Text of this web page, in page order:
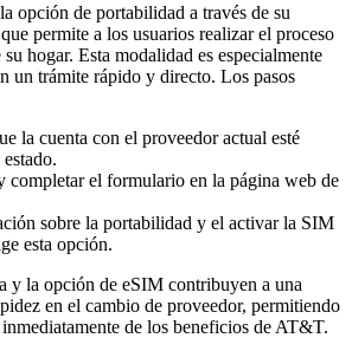
opción de portabilidad a través de su
permite a los usuarios realizar el proceso
hogar. Esta modalidad es especialmente
un trámite rápido y directo. Los pasos
la cuenta con el proveedor actual esté
completar el formulario en la página web de
sobre la portabilidad y el activar la SIM
esta opción.
y la opción de eSIM contribuyen a una
en el cambio de proveedor, permitiendo
de los beneficios de AT&T.